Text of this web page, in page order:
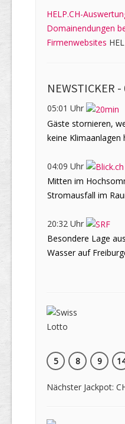
HELP.CH-
Domainendungen
Firmenwebsites
NEWSTICKER -
05:01 Uhr
Gäste stornieren,
keine Klimaanlagen
04:09 Uhr
Mitten im
Stromausfall im
20:32 Uhr
Besondere Lage
Wasser auf
5
8 9
Nächster Jackpot: